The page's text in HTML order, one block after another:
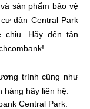
sản phẩm bảo vệ
dân Central Park
chịu. Hãy đến tận
trình cũng như
hàng hãy liên hệ:
Central Park: